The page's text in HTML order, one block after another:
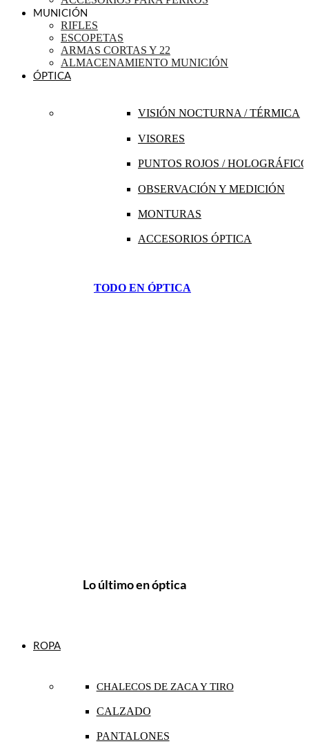
MUNICIÓN
RIFLES
ESCOPETAS
ARMAS CORTAS Y 22
ALMACENAMIENTO MUNICIÓN
ÓPTICA
VISIÓN NOCTURNA / TÉRMICA
VISORES
PUNTOS ROJOS /
OBSERVACIÓN Y MEDICIÓN
MONTURAS
ACCESORIOS ÓPTICA
TODO EN ÓPTICA
Lo último en óptica
ROPA
CHALECOS DE ZACA Y TIRO
CALZADO
PANTALONES